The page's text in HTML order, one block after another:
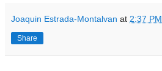
Joaquin Estrada-Montalvan at 2:37 PM
Share